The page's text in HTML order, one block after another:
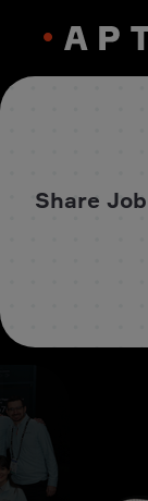
Share Job